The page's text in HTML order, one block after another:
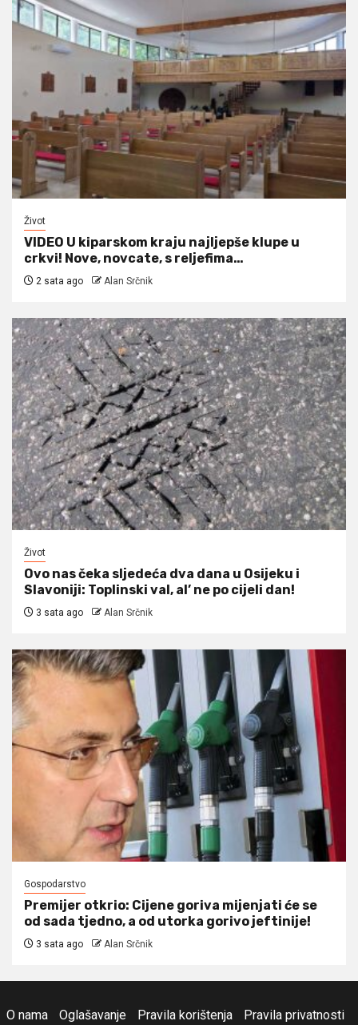
Život
VIDEO U kiparskom kraju najljepše klupe u
crkvi! Nove, novcate, s reljefima…
2 sata ago Alan Srčnik
Život
Ovo nas čeka sljedeća dva dana u Osijeku i
Slavoniji: Toplinski val, al’ ne po cijeli dan!
3 sata ago Alan Srčnik
Gospodarstvo
Premijer otkrio: Cijene goriva mijenjati će se
od sada tjedno, a od utorka gorivo jeftinije!
3 sata ago Alan Srčnik
O nama Oglašavanje Pravila korištenja Pravila privatnosti